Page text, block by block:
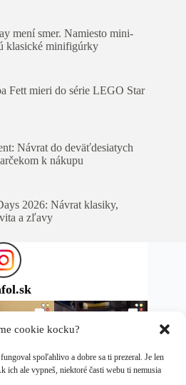
cookie kocku?
spoľahlivo a dobre sa ti prezeral. Je len
ich ale vypneš, niektoré časti webu ti nemusia
mení smer. Namiesto mini-
klasické minifigúrky
Fett mieri do série LEGO Star
Návrat do deväťdesiatych
k nákupu
2026: Návrat klasiky,
a zľavy